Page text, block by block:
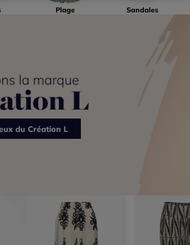
Plage Sandales
du Création L